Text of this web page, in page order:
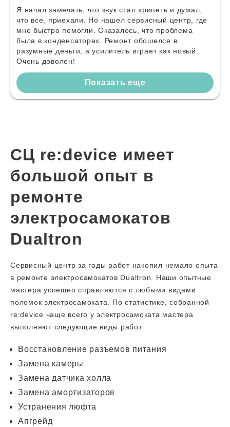
Я начал замечать, что звук стал хрипеть и думал,
что все, приехали. Но нашел сервисный центр, где
мне быстро помогли. Оказалось, что проблема
была в конденсаторах. Ремонт обошелся в
разумные деньги, а усилитель играет как новый.
Очень доволен!
Показать еще
СЦ re:device имеет
большой опыт в
ремонте
электросамокатов
Dualtron
Сервисный центр за годы работ накопил немало опыта
в ремонте электросамокатов Dualtron. Наши опытные
мастера успешно справляются с любыми видами
поломок электросамоката. По статистике, собранной
re:device чаще всего у электросамоката мастера
выполняют следующие виды работ:
Восстановление разъемов питания
Замена камеры
Замена датчика холла
Замена амортизаторов
Устранения люфта
Апгрейд